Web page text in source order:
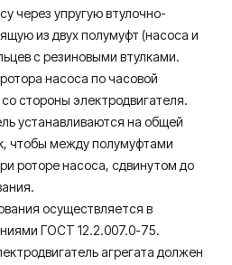
через упругую втулочно-
из двух полумуфт (насоса и
с резиновыми втулками.
насоса по часовой
стороны электродвигателя.
устанавливаются на общей
чтобы между полумуфтами
роторе насоса, сдвинутом до
осуществляется в
ГОСТ 12.2.007.0-75.
агрегата должен